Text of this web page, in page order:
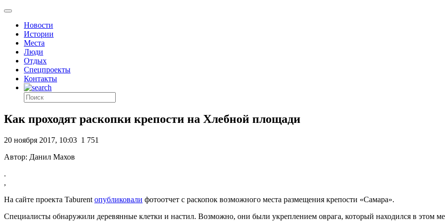
Новости
Истории
Места
Люди
Отдых
Спецпроекты
Контакты
Как проходят раскопки крепости на Хлебной площади
20 ноября 2017, 10:03 1 751
Автор: Данил Махов
.
,
На сайте проекта Taburent опубликовали фотоотчет с раскопок возможного места размещения крепости «Самара».
Специалисты обнаружили деревянные клетки и настил. Возможно, они были укреплением оврага, который находился в этом